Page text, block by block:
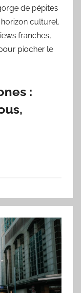
de pépites
horizon culturel.
franches,
piocher le
: